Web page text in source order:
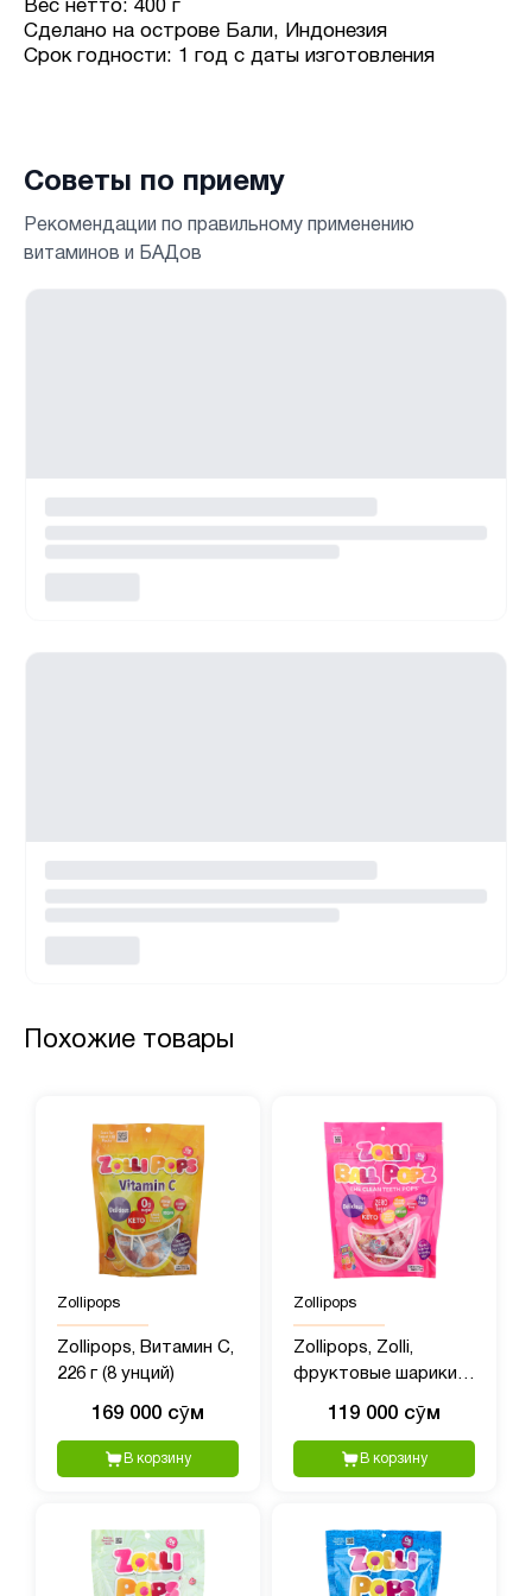
Вес нетто: 400 г
Сделано на острове Бали, Индонезия
Срок годности: 1 год с даты изготовления
Советы по приему
Рекомендации по правильному применению
витаминов и БАДов
Похожие товары
Zollipops
Zollipops, Витамин C,
226 г (8 унций)
169 000 сӯм
В корзину
Zollipops
Zollipops, Zolli,
фруктовые шарики,
119 000 сӯм
В корзину